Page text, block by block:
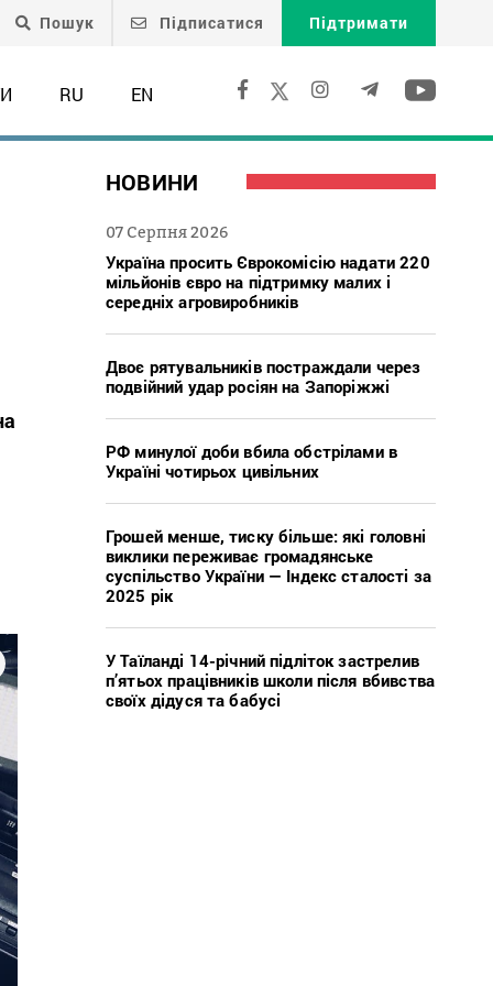
Пошук Підписатися Підтримати
RU EN
НОВИНИ
07 Серпня 2026
Україна просить Єврокомісію надати 220
мільйонів євро на підтримку малих і
середніх агровиробників
Двоє рятувальників постраждали через
подвійний удар росіян на Запоріжжі
РФ минулої доби вбила обстрілами в
Україні чотирьох цивільних
Грошей менше, тиску більше: які головні
виклики переживає громадянське
суспільство України — Індекс сталості за
2025 рік
У Таїланді 14-річний підліток застрелив
п’ятьох працівників школи після вбивства
своїх дідуся та бабусі